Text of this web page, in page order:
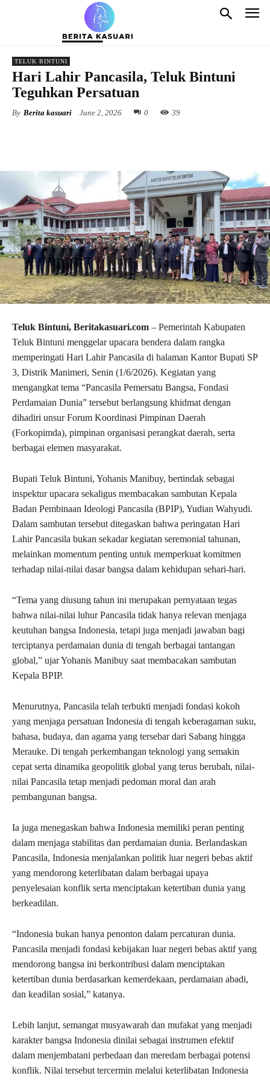
TELUK BINTUNI
Hari Lahir Pancasila, Teluk Bintuni
Teguhkan Persatuan
By Berita kasuari June 2, 2026 0 39
Teluk Bintuni, Beritakasuari.com – Pemerintah Kabupaten
Teluk Bintuni menggelar upacara bendera dalam rangka
memperingati Hari Lahir Pancasila di halaman Kantor Bupati SP
3, Distrik Manimeri, Senin (1/6/2026). Kegiatan yang
mengangkat tema “Pancasila Pemersatu Bangsa, Fondasi
Perdamaian Dunia” tersebut berlangsung khidmat dengan
dihadiri unsur Forum Koordinasi Pimpinan Daerah
(Forkopimda), pimpinan organisasi perangkat daerah, serta
berbagai elemen masyarakat.
Bupati Teluk Bintuni, Yohanis Manibuy, bertindak sebagai
inspektur upacara sekaligus membacakan sambutan Kepala
Badan Pembinaan Ideologi Pancasila (BPIP), Yudian Wahyudi.
Dalam sambutan tersebut ditegaskan bahwa peringatan Hari
Lahir Pancasila bukan sekadar kegiatan seremonial tahunan,
melainkan momentum penting untuk memperkuat komitmen
terhadap nilai-nilai dasar bangsa dalam kehidupan sehari-hari.
“Tema yang diusung tahun ini merupakan pernyataan tegas
bahwa nilai-nilai luhur Pancasila tidak hanya relevan menjaga
keutuhan bangsa Indonesia, tetapi juga menjadi jawaban bagi
terciptanya perdamaian dunia di tengah berbagai tantangan
global,” ujar Yohanis Manibuy saat membacakan sambutan
Kepala BPIP.
Menurutnya, Pancasila telah terbukti menjadi fondasi kokoh
yang menjaga persatuan Indonesia di tengah keberagaman suku,
bahasa, budaya, dan agama yang tersebar dari Sabang hingga
Merauke. Di tengah perkembangan teknologi yang semakin
cepat serta dinamika geopolitik global yang terus berubah, nilai-
nilai Pancasila tetap menjadi pedoman moral dan arah
pembangunan bangsa.
Ia juga menegaskan bahwa Indonesia memiliki peran penting
dalam menjaga stabilitas dan perdamaian dunia. Berlandaskan
Pancasila, Indonesia menjalankan politik luar negeri bebas aktif
yang mendorong keterlibatan dalam berbagai upaya
penyelesaian konflik serta menciptakan ketertiban dunia yang
berkeadilan.
“Indonesia bukan hanya penonton dalam percaturan dunia.
Pancasila menjadi fondasi kebijakan luar negeri bebas aktif yang
mendorong bangsa ini berkontribusi dalam menciptakan
ketertiban dunia berdasarkan kemerdekaan, perdamaian abadi,
dan keadilan sosial,” katanya.
Lebih lanjut, semangat musyawarah dan mufakat yang menjadi
karakter bangsa Indonesia dinilai sebagai instrumen efektif
dalam menjembatani perbedaan dan meredam berbagai potensi
konflik. Nilai tersebut tercermin melalui keterlibatan Indonesia